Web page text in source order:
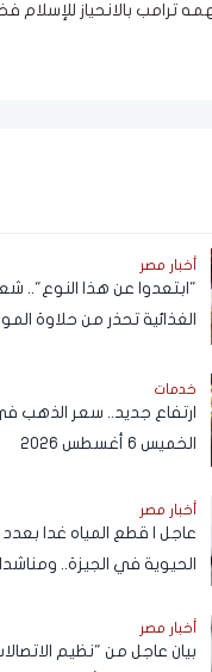
ترامب بالانحياز للإسلام
أخبار مصر
"ابتعدوا عن هذا النوع"..
الغذائية تحذر من حلاوة
خدمات
ارتفاع جديد.. سعر الذهب
الخميس 6 أغسطس 2026
أخبار مصر
عاجل | قطع المياه غدا
الحيوية في الجيزة..
أخبار مصر
بيان عاجل من "نظيم